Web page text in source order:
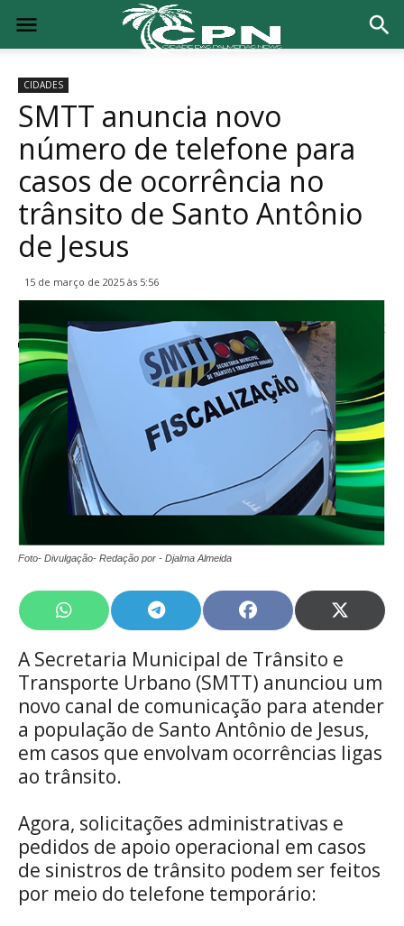
CIDADES
SMTT anuncia novo
número de telefone para
casos de ocorrência no
trânsito de Santo Antônio
de Jesus
15 de março de 2025 às 5:56
Foto- Divulgação- Redação por - Djalma Almeida
Share
on
WhatsApp
Share
on
Telegram
Share
on
Facebook
Share
on
X
A Secretaria Municipal de Trânsito e
Transporte Urbano (SMTT) anunciou um
novo canal de comunicação para atender
a população de Santo Antônio de Jesus,
em casos que envolvam ocorrências ligas
ao trânsito.
Agora, solicitações administrativas e
pedidos de apoio operacional em casos
de sinistros de trânsito podem ser feitos
por meio do telefone temporário: